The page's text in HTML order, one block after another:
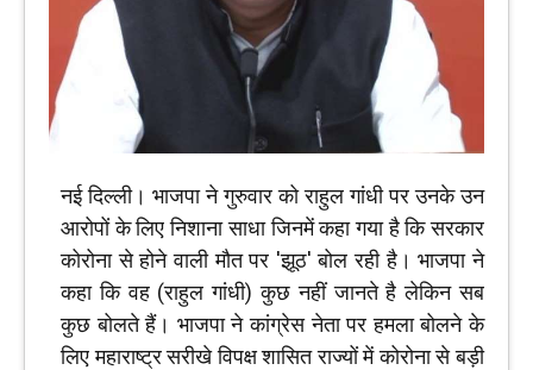
नई दिल्‍ली। भाजपा ने गुरुवार को राहुल गांधी पर उनके उन
आरोपों के लिए निशाना साधा जिनमें कहा गया है कि‍ सरकार
कोरोना से होने वाली मौत पर 'झूठ' बोल रही है। भाजपा ने
कहा कि वह (राहुल गांधी) कुछ नहीं जानते है लेकिन सब
कुछ बोलते हैं। भाजपा ने कांग्रेस नेता पर हमला बोलने के
लिए महाराष्‍ट्र सरीखे विपक्ष शासित राज्यों में कोरोना से बड़ी